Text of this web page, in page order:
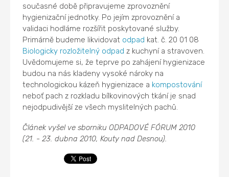
současné době připravujeme zprovoznění
hygienizační jednotky. Po jejím zprovoznění a
validaci hodláme rozšířit poskytované služby.
Primárně budeme likvidovat odpad kat. č. 20 01 08
Biologicky rozložitelný odpad z kuchyní a stravoven.
Uvědomujeme si, že teprve po zahájení hygienizace
budou na nás kladeny vysoké nároky na
technologickou kázeň hygienizace a kompostování
neboť pach z rozkladu bílkovinových tkání je snad
nejodpudivější ze všech myslitelných pachů.
Článek vyšel ve sborniku ODPADOVÉ FÓRUM 2010
(21. - 23. dubna 2010, Kouty nad Desnou).